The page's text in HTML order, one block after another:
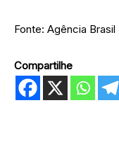
Fonte: Agência Brasil
Compartilhe